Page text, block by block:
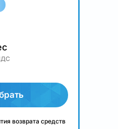
возврата средств